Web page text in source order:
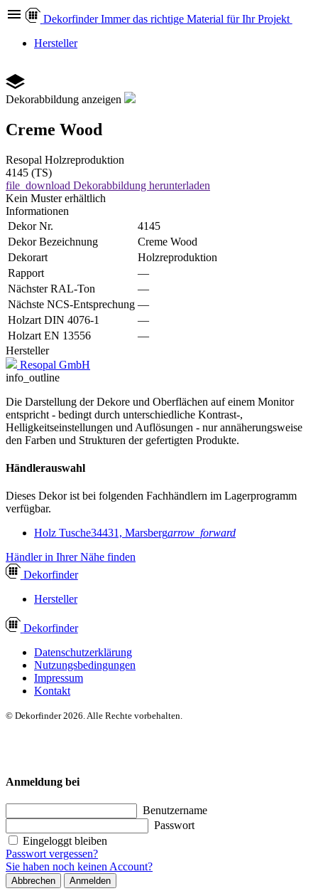
Dekorfinder Immer das richtige Material für Ihr Projekt
Hersteller
Dekorabbildung anzeigen
Creme Wood
Resopal Holzreproduktion
4145 (TS)
file_download Dekorabbildung herunterladen
Kein Muster erhältlich
Informationen
Dekor Nr.
4145
Dekor Bezeichnung
Creme Wood
Dekorart
Holzreproduktion
Rapport
—
Nächster RAL-Ton
—
Nächste NCS-Entsprechung —
Holzart DIN 4076-1
—
Holzart EN 13556
—
Hersteller
Resopal GmbH
info_outline
Die Darstellung der Dekore und Oberflächen auf einem Monitor
entspricht - bedingt durch unterschiedliche Kontrast-,
Helligkeitseinstellungen und Auflösungen - nur annäherungsweise
den Farben und Strukturen der gefertigten Produkte.
Händlerauswahl
Dieses Dekor ist bei folgenden Fachhändlern im Lagerprogramm
verfügbar.
Holz Tusche34431, Marsbergarrow_forward
Händler in Ihrer Nähe finden
Dekorfinder
Hersteller
Dekorfinder
Datenschutzerklärung
Nutzungsbedingungen
Impressum
Kontakt
© Dekorfinder 2026. Alle Rechte vorbehalten.
Anmeldung bei
Benutzername
Passwort
Eingeloggt bleiben
Passwort vergessen?
Sie haben noch keinen Account?
Abbrechen Anmelden